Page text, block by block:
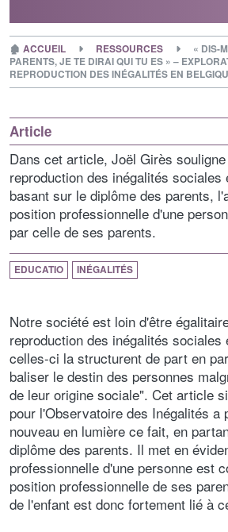
🏚 ACCUEIL RESSOURCES
« DIS-
PARENTS, JE TE DIRAI QUI TU ES » –
REPRODUCTION DES INÉGALITÉS EN
Article
Dans cet article, Joël Girès
reproduction des inégalités sociales
basant sur le diplôme des parents,
position professionnelle d'une
par celle de ses parents.
EDUCATIO INÉGALITÉS
Notre société est loin d'être
reproduction des inégalités sociales
celles-ci la structurent de part en
baliser le destin des personnes
de leur origine sociale". Cet article
pour l'Observatoire des Inégalités a
nouveau en lumière ce fait, en
diplôme des parents. Il met en
professionnelle d'une personne est
position professionnelle de ses
de l'enfant est donc fortement lié à